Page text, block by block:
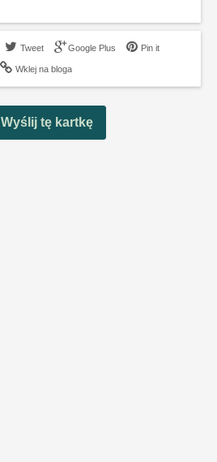
Tweet Google Plus Pin it
Wklej na bloga
Wyślij tę kartkę